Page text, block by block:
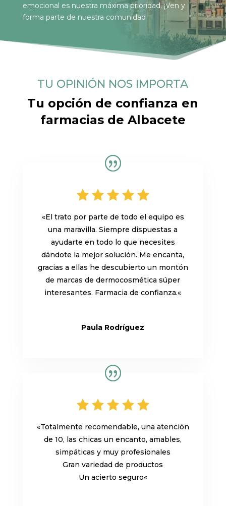
emocional es nuestra máxima prioridad. ¡Ven y
forma parte de nuestra comunidad
TU OPINIÓN NOS IMPORTA
Tu opción de confianza en
farmacias de Albacete
«El trato por parte de todo el equipo es
una maravilla. Siempre dispuestas a
ayudarte en todo lo que necesites
dándote la mejor solución. Me encanta,
gracias a ellas he descubierto un montón
de marcas de dermocosmética súper
interesantes. Farmacia de confianza.«
Paula Rodríguez
«Totalmente recomendable, una atención
de 10, las chicas un encanto, amables,
simpáticas y muy profesionales
Gran variedad de productos
Un acierto seguro«